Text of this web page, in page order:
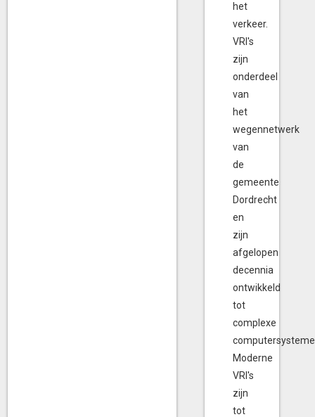
het
verkeer.
VRI's
zijn
onderdeel
van
het
wegennetwerk
van
de
gemeente
Dordrecht
en
zijn
afgelopen
decennia
ontwikkeld
tot
complexe
Moderne
VRI's
zijn
tot